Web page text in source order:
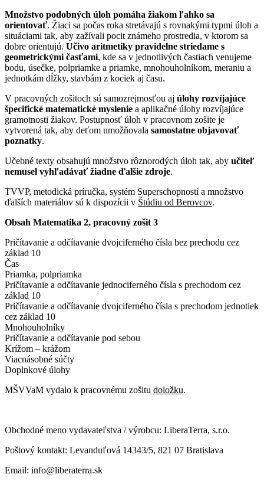
Množstvo podobných úloh pomáha žiakom ľahko sa
orientovať. Žiaci sa počas roka stretávajú s rovnakými typmi úloh a
situáciami tak, aby zažívali pocit známeho prostredia, v ktorom sa
dobre orientujú. Učivo aritmetiky pravidelne striedame s
geometrickými časťami, kde sa v jednotlivých častiach venujeme
bodu, úsečke, polpriamke a priamke, mnohouholníkom, meraniu a
jednotkám dĺžky, stavbám z kociek aj času.
V pracovných zošitoch sú samozrejmosťou aj úlohy rozvíjajúce
špecifické matematické myslenie a aplikačné úlohy rozvíjajúce
gramotnosti žiakov. Postupnosť úloh v pracovnom zošite je
vytvorená tak, aby deťom umožňovala samostatne objavovať
poznatky.
Učebné texty obsahujú množstvo rôznorodých úloh tak, aby učiteľ
nemusel vyhľadávať žiadne ďalšie zdroje.
TVVP, metodická príručka, systém Superschopností a množstvo
ďalších materiálov sú k dispozícii v Štúdiu od Berovcov.
Obsah Matematika 2, pracovný zošit 3
Pričítavanie a odčítavanie dvojciferného čísla bez prechodu cez
základ 10
Čas
Priamka, polpriamka
Pričítavanie a odčítavanie jednociferného čísla s prechodom cez
základ 10
Pričítavanie a odčítavanie dvojciferného čísla s prechodom jednotiek
cez základ 10
Mnohouholníky
Pričítavanie a odčítavanie pod sebou
Krížom – krážom
Viacnásobné súčty
Doplnkové úlohy
MŠVVaM vydalo k pracovnému zošitu doložku.
Obchodné meno vydavateľstva / výrobcu: LiberaTerra, s.r.o.
Poštový kontakt: Levanduľová 14343/5, 821 07 Bratislava
Email: info@liberaterra.sk